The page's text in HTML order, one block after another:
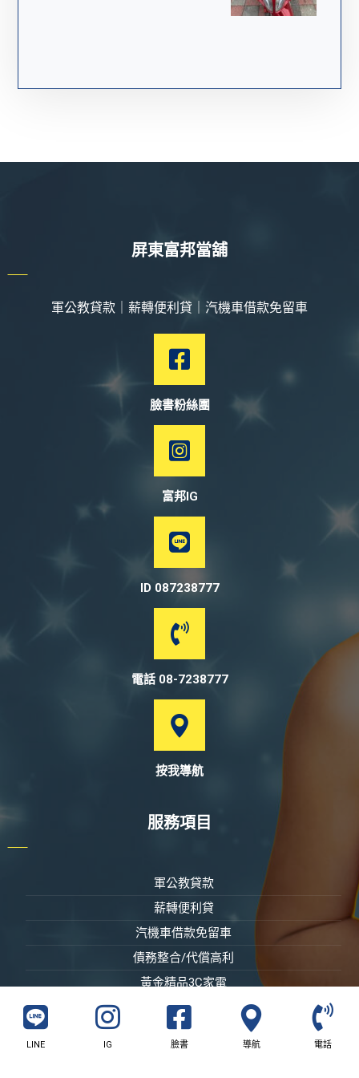
屏東富邦當舖
軍公教貸款｜薪轉便利貸｜汽機車借款免留車
臉書粉絲團
富邦IG
ID 087238777
電話 08-7238777
按我導航
服務項目
軍公教貸款
薪轉便利貸
汽機車借款免留車
債務整合/代償高利
黃金精品3C家電
LINE IG 臉書 導航 電話